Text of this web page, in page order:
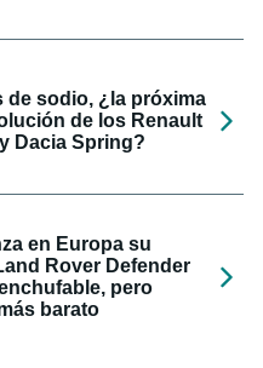
de sodio, ¿la próxima
de los Renault
Dacia Spring?
en Europa su
Rover Defender
pero
barato